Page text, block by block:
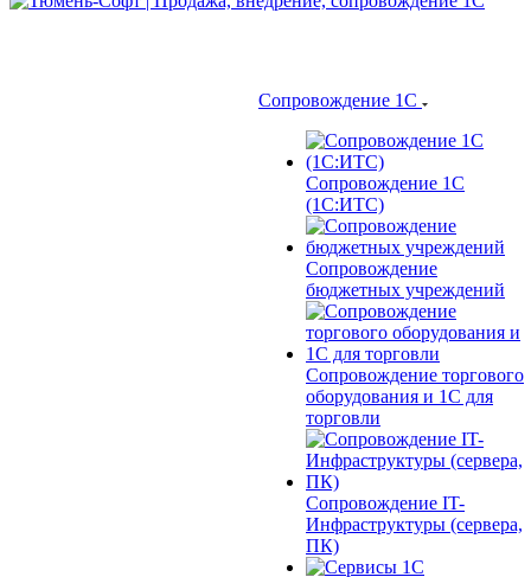
Сопровождение 1С
Сопровождение 1С
(1С:ИТС)
Сопровождение
бюджетных учреждений
Сопровождение торгового
оборудования и 1С для
торговли
Сопровождение IT-
Инфраструктуры (сервера,
ПК)